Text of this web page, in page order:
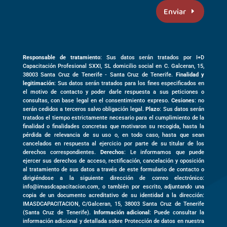
Enviar
Responsable de tratamiento: Sus datos serán tratados por I+D
Capacitación Profesional SXXI, SL domicilio social en C. Galceran, 15,
38003Santa Cruz de Tenerife - Santa Cruz de Tenerife. Finalidad y
legitimación: Sus datos serán tratados para los fines especificados en
el motivo de contacto y poder darle respuesta a sus peticiones o
consultas, con base legal en el consentimiento expreso. Cesiones: no
serán cedidos a terceros salvo obligación legal.Plazo: Sus datos serán
tratados el tiempo estrictamente necesario para el cumplimiento de la
finalidad o finalidades concretas que motivaron su recogida, hasta la
pérdida de relevancia de su uso o, en todo caso, hasta que sean
cancelados en respuesta al ejercicio por parte de su titular de los
derechos correspondientes. Derechos: Le informamos que puede
ejercer sus derechos de acceso, rectificación, cancelación y oposición
al tratamiento de sus datos a través de este formulario de contacto o
dirigiéndose a la siguiente dirección de correo electrónico:
info@imasdcapacitacion.com, o también por escrito, adjuntando una
copia de un documento acreditativo de su identidad a la dirección:
IMASDCAPACITACION,C/Galceran, 15, 38003Santa Cruz de Tenerife
(Santa Cruz de Tenerife).Información adicional: Puede consultar la
información adicional y detallada sobre Protección de datos en nuestra